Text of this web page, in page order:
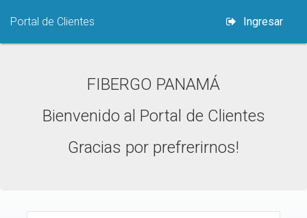
Portal de Clientes Ingresar
FIBERGO PANAMÁ
Bienvenido al Portal de Clientes
Gracias por prefrerirnos!